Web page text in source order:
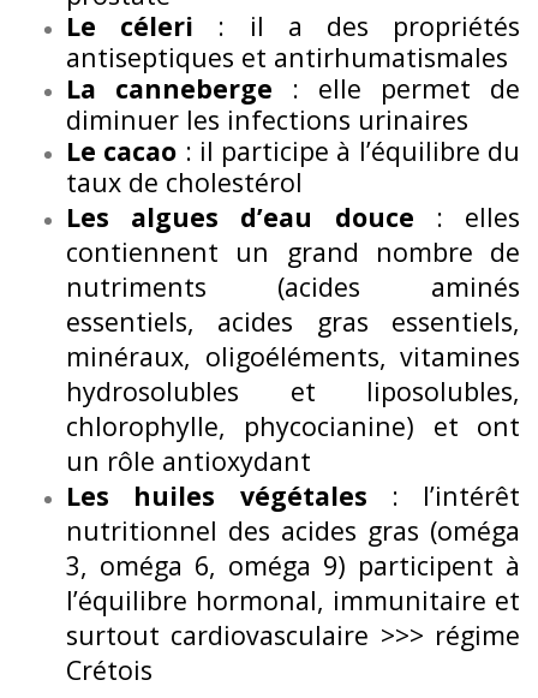
Le céleri : il a des propriétés
antiseptiques et antirhumatismales
La canneberge : elle permet de
diminuer les infections urinaires
Le cacao : il participe à l’équilibre du
taux de cholestérol
Les algues d’eau douce : elles
contiennent un grand nombre de
nutriments (acides aminés
essentiels, acides gras essentiels,
minéraux, oligoéléments, vitamines
hydrosolubles et liposolubles,
chlorophylle, phycocianine) et ont
un rôle antioxydant
Les huiles végétales : l’intérêt
nutritionnel des acides gras (oméga
3, oméga 6, oméga 9) participent à
l’équilibre hormonal, immunitaire et
surtout cardiovasculaire >>> régime
Crétois